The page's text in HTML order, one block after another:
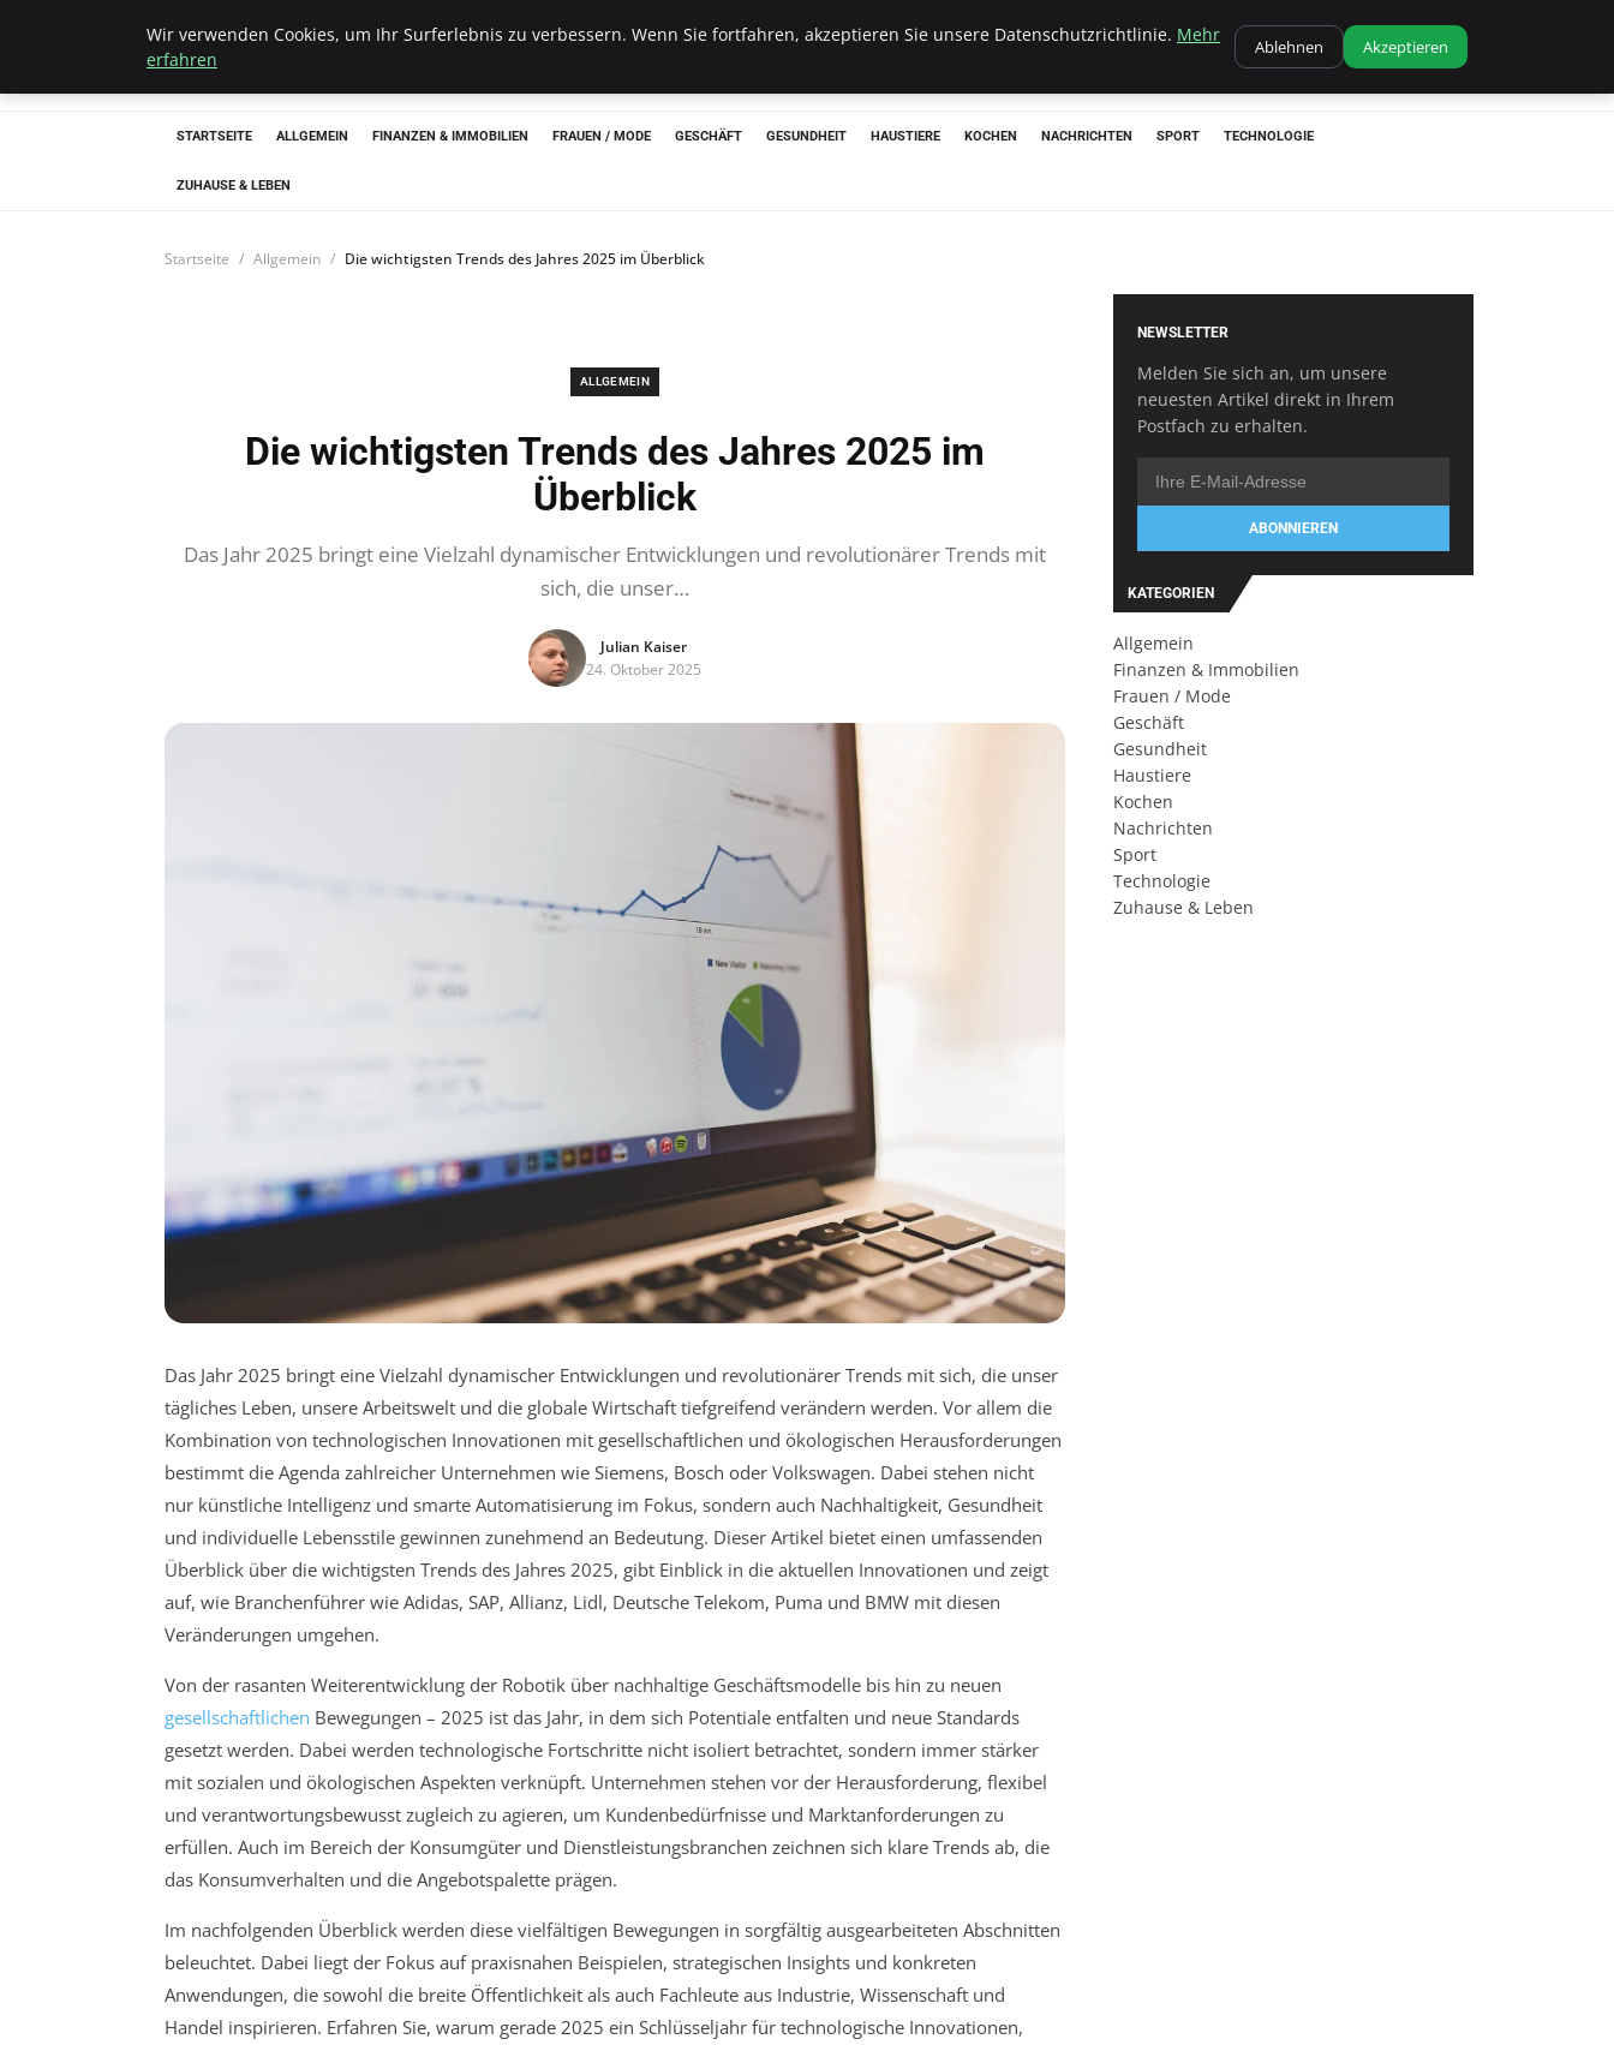
Bistro Grammophon
STARTSEITE ALLGEMEIN FINANZEN & IMMOBILIEN FRAUEN / MODE GESCHÄFT GESUNDHEIT HAUSTIERE KOCHEN NACHRICHTEN SPORT TECHNOLOGIE
ZUHAUSE & LEBEN
Startseite Allgemein Die wichtigsten Trends des Jahres 2025 im Überblick
ALLGEMEIN
Die wichtigsten Trends des Jahres 2025 im
Überblick
Das Jahr 2025 bringt eine Vielzahl dynamischer Entwicklungen und revolutionärer Trends mit
sich, die unser…
Julian Kaiser
24. Oktober 2025
Das Jahr 2025 bringt eine Vielzahl dynamischer Entwicklungen und revolutionärer Trends mit sich, die unser
tägliches Leben, unsere Arbeitswelt und die globale Wirtschaft tiefgreifend verändern werden. Vor allem die
Kombination von technologischen Innovationen mit gesellschaftlichen und ökologischen Herausforderungen
bestimmt die Agenda zahlreicher Unternehmen wie Siemens, Bosch oder Volkswagen. Dabei stehen nicht
nur künstliche Intelligenz und smarte Automatisierung im Fokus, sondern auch Nachhaltigkeit, Gesundheit
und individuelle Lebensstile gewinnen zunehmend an Bedeutung. Dieser Artikel bietet einen umfassenden
Überblick über die wichtigsten Trends des Jahres 2025, gibt Einblick in die aktuellen Innovationen und zeigt
auf, wie Branchenführer wie Adidas, SAP, Allianz, Lidl, Deutsche Telekom, Puma und BMW mit diesen
Veränderungen umgehen.
Von der rasanten Weiterentwicklung der Robotik über nachhaltige Geschäftsmodelle bis hin zu neuen
gesellschaftlichen Bewegungen – 2025 ist das Jahr, in dem sich Potentiale entfalten und neue Standards
gesetzt werden. Dabei werden technologische Fortschritte nicht isoliert betrachtet, sondern immer stärker
mit sozialen und ökologischen Aspekten verknüpft. Unternehmen stehen vor der Herausforderung, flexibel
und verantwortungsbewusst zugleich zu agieren, um Kundenbedürfnisse und Marktanforderungen zu
erfüllen. Auch im Bereich der Konsumgüter und Dienstleistungsbranchen zeichnen sich klare Trends ab, die
das Konsumverhalten und die Angebotspalette prägen.
Im nachfolgenden Überblick werden diese vielfältigen Bewegungen in sorgfältig ausgearbeiteten Abschnitten
beleuchtet. Dabei liegt der Fokus auf praxisnahen Beispielen, strategischen Insights und konkreten
Anwendungen, die sowohl die breite Öffentlichkeit als auch Fachleute aus Industrie, Wissenschaft und
Handel inspirieren. Erfahren Sie, warum gerade 2025 ein Schlüsseljahr für technologische Innovationen,
NEWSLETTER
Melden Sie sich an, um unsere
neuesten Artikel direkt in Ihrem
Postfach zu erhalten.
ABONNIEREN
KATEGORIEN
Allgemein
Finanzen & Immobilien
Frauen / Mode
Geschäft
Gesundheit
Haustiere
Kochen
Nachrichten
Sport
Technologie
Zuhause & Leben
Wir verwenden Cookies, um Ihr Surferlebnis zu verbessern. Wenn Sie fortfahren, akzeptieren Sie unsere Datenschutzrichtlinie. Mehr
erfahren
Ablehnen Akzeptieren